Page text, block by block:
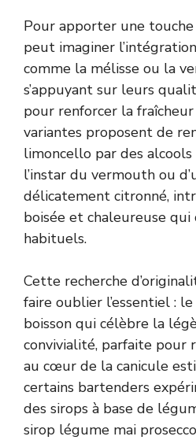
Pour apporter une
peut imaginer
comme la mélisse ou la
s’appuyant sur leurs
pour renforcer la fraîcheur
variantes proposent de
limoncello par des
l’instar du vermouth ou
délicatement citronné,
boisée et chaleureuse qui
habituels.
Cette recherche
faire oublier l’essentiel :
boisson qui célèbre la
convivialité, parfaite pour
au cœur de la canicule
certains bartenders
des sirops à base de
sirop légume mai prosecco